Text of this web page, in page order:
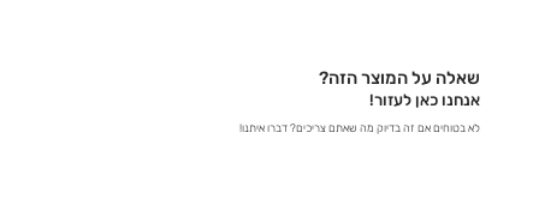
ולוודא שתעשו את הבחירה הנכונה!
שאלה על המוצר הזה?
אנחנו כאן לעזור!
לא בטוחים אם זה בדיוק מה שאתם צריכים? דברו איתנו!